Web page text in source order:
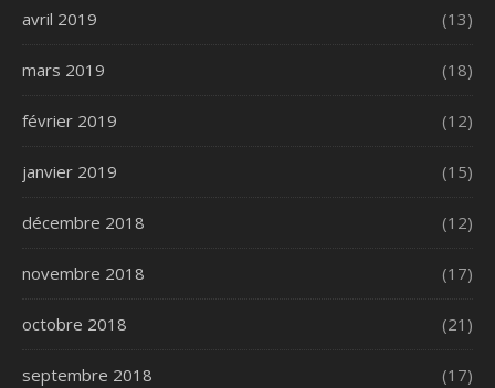
avril 2019 (13)
mars 2019 (18)
février 2019 (12)
janvier 2019 (15)
décembre 2018 (12)
novembre 2018 (17)
octobre 2018 (21)
septembre 2018 (17)